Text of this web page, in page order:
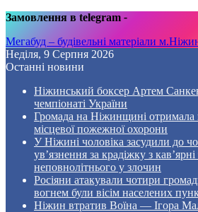
Замовлення в telegram -
Мегабуд – будівельні матеріали
Неділя, 9 Серпня 2026
Останні новини
Ніжинський боксер Артем
чемпіонаті України
Громада на Ніжинщині отримала
місцевої пожежної охорони
У Ніжині чоловіка засудили до
ув’язнення за крадіжку з
неповнолітнього у злочин
Росіяни атакували чотири
вогнем були вісім населених
Ніжин втратив Воїна — Ігора